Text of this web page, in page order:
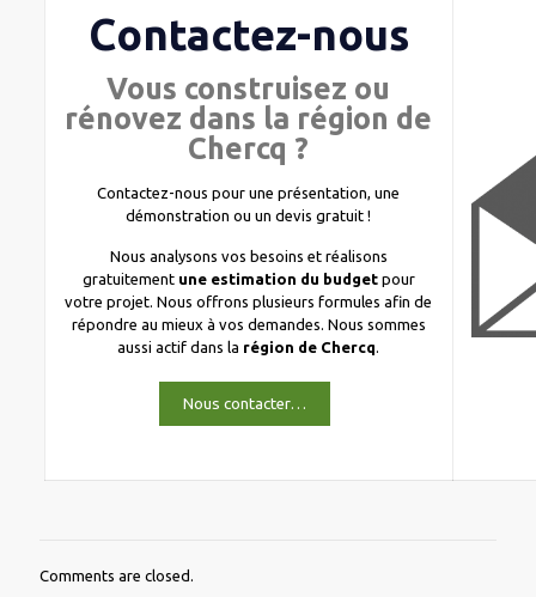
Contactez-nous
Vous construisez ou
rénovez dans la région de
Chercq ?
Contactez-nous pour une présentation, une
démonstration ou un devis gratuit !
Nous analysons vos besoins et réalisons
gratuitement une estimation du budgetpour
votre projet. Nous offrons plusieurs formules afin de
répondre au mieux à vos demandes. Nous sommes
aussi actif dans la région de Chercq.
Nous contacter…
Comments are closed.